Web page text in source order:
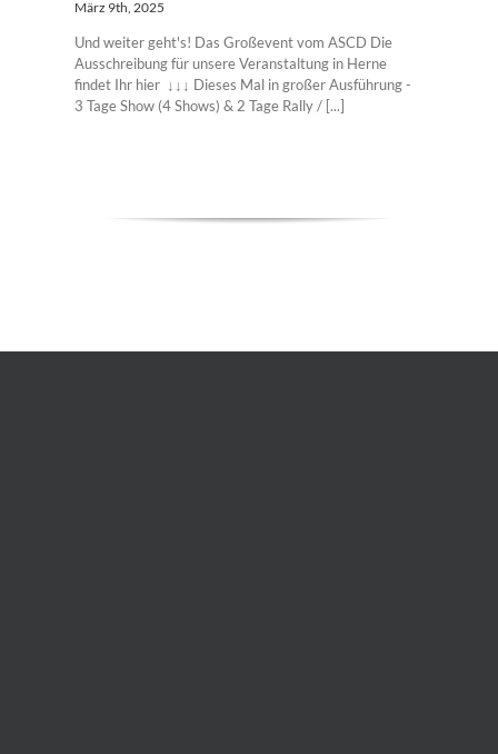
März 9th, 2025
Und weiter geht's! Das Großevent vom ASCD Die
Ausschreibung für unsere Veranstaltung in Herne
findet Ihr hier ↓↓↓ Dieses Mal in großer Ausführung -
3 Tage Show (4 Shows) & 2 Tage Rally / [...]